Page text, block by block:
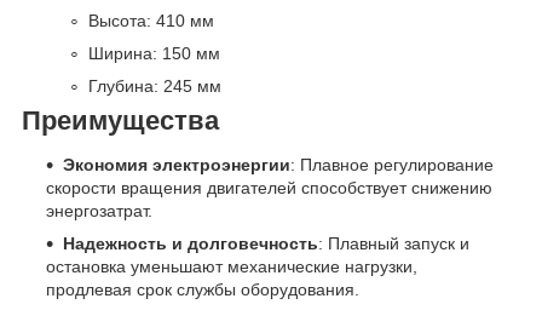
Высота: 410 мм
Ширина: 150 мм
Глубина: 245 мм
Преимущества
Экономия электроэнергии: Плавное регулирование
скорости вращения двигателей способствует снижению
энергозатрат.
Надежность и долговечность: Плавный запуск и
остановка уменьшают механические нагрузки,
продлевая срок службы оборудования.